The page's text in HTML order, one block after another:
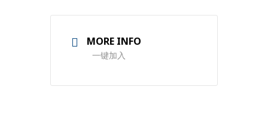
MORE INFO
一键加入